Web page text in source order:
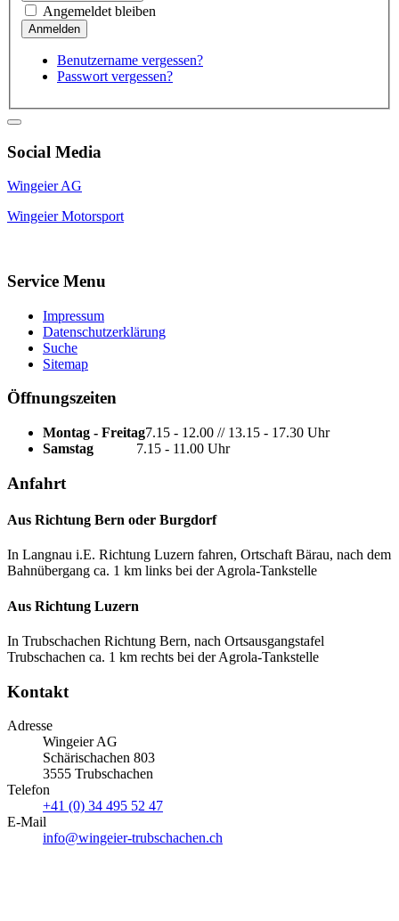
Angemeldet bleiben
Benutzername vergessen?
Passwort vergessen?
Social Media
Wingeier AG
Wingeier Motorsport
Service Menu
Impressum
Datenschutzerklärung
Suche
Sitemap
Öffnungszeiten
Montag - Freitag7.15 - 12.00 // 13.15 - 17.30 Uhr
Samstag
7.15 - 11.00 Uhr
Anfahrt
Aus Richtung Bern oder Burgdorf
In Langnau i.E. Richtung Luzern fahren, Ortschaft Bärau, nach dem
Bahnübergang ca. 1 km links bei der Agrola-Tankstelle
Aus Richtung Luzern
In Trubschachen Richtung Bern, nach Ortsausgangstafel
Trubschachen ca. 1 km rechts bei der Agrola-Tankstelle
Kontakt
Adresse
Wingeier AG
Schärischachen 803
3555 Trubschachen
Telefon
+41 (0) 34 495 52 47
E-Mail
info@wingeier-trubschachen.ch